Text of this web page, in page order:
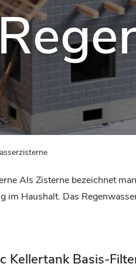
Als Zisterne bezeichnet
im Haushalt. Das
Kellertank Basis-